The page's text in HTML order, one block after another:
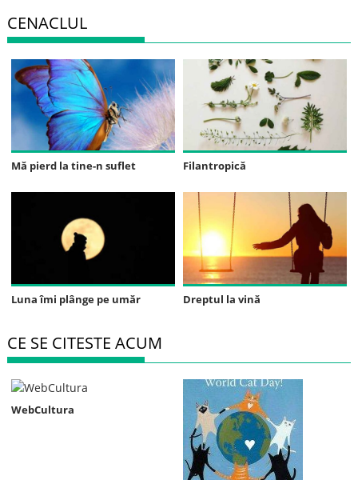
CENACLUL
Mă pierd la tine-n suflet Filantropică
Luna îmi plânge pe umăr Dreptul la vină
CE SE CITESTE ACUM
WebCultura